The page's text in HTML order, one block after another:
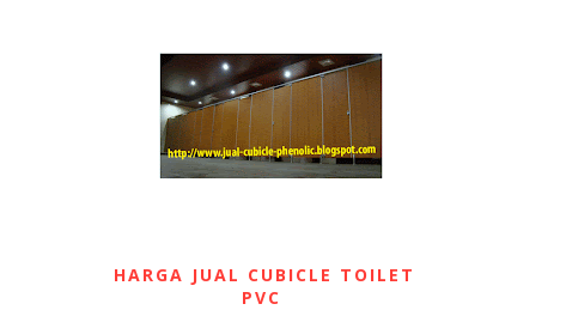
HARGA JUAL CUBICLE TOILET
PVC